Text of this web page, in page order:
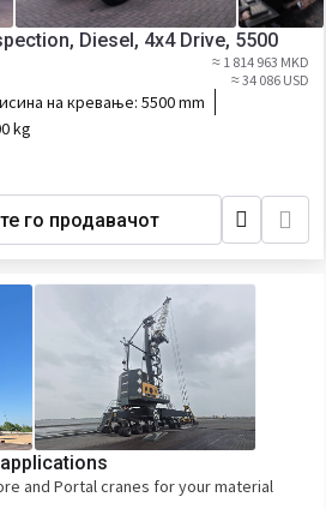
Diesel, 4x4 Drive, 5500
≈ 1 814 963 MKD
≈ 34 086 USD
на кревање: 5500 mm
kg
го продавачот
and Portal cranes for your material